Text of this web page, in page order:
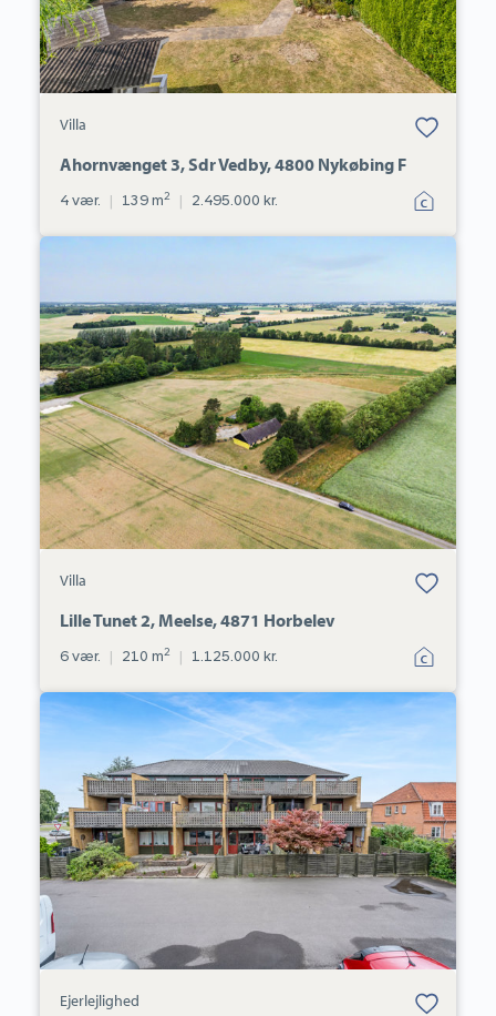
Villa
Bolig er gemt
under dine
Ahornvænget 3, Sdr Vedby, 4800 Nykøbing F
4 vær. | 139 m2 | 2.495.000 kr.
2,
Meelse,
4871
Horbelev
Villa
Bolig er gemt
under dine
Lille Tunet 2, Meelse, 4871 Horbelev
6 vær. | 210 m2 | 1.125.000 kr.
Ejerlejlighed:
Gaabensevej
tv.,
4800
Nykøbing
F
Ejerlejlighed
Bolig er gemt
under dine